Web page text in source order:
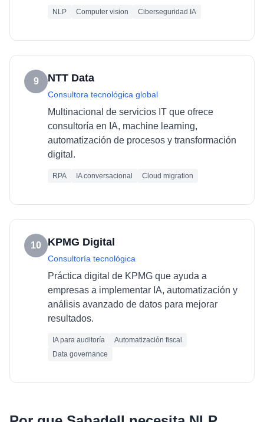
NLP Computer vision Ciberseguridad IA
9 NTT Data
Consultora tecnológica global
Multinacional de servicios IT que ofrece
consultoría en IA, machine learning,
automatización de procesos y transformación
digital.
RPA IA conversacional Cloud migration
10 KPMG Digital
Consultoría tecnológica
Práctica digital de KPMG que ayuda a
empresas a implementar IA, automatización y
análisis avanzado de datos para mejorar
resultados.
IA para auditoría
Automatización fiscal
Data governance